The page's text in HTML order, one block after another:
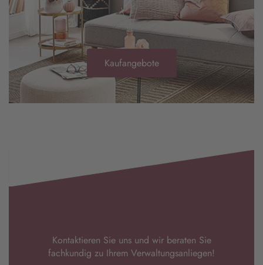
Kaufangebote
Kontaktieren Sie uns und wir beraten Sie
fachkundig zu Ihrem Verwaltungsanliegen!